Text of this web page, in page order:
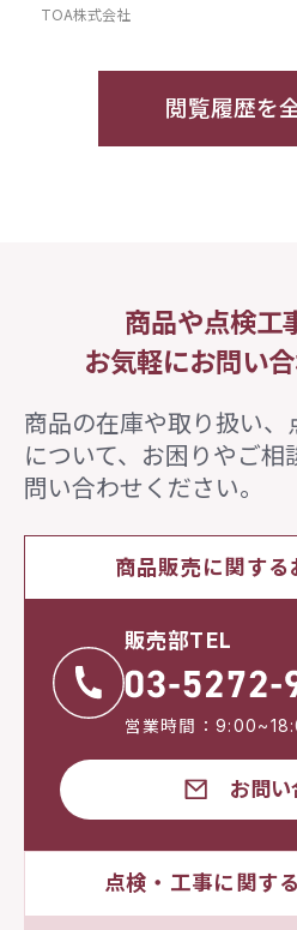
TOA株式会社
閲覧履歴を
商品や点検工
お気軽にお問い
商品の在庫や取り扱い
について、 お困りやご相
問い合わせください。
商品販売に関する
販売部TEL
営業時間：
お問い
点検・工事に関す